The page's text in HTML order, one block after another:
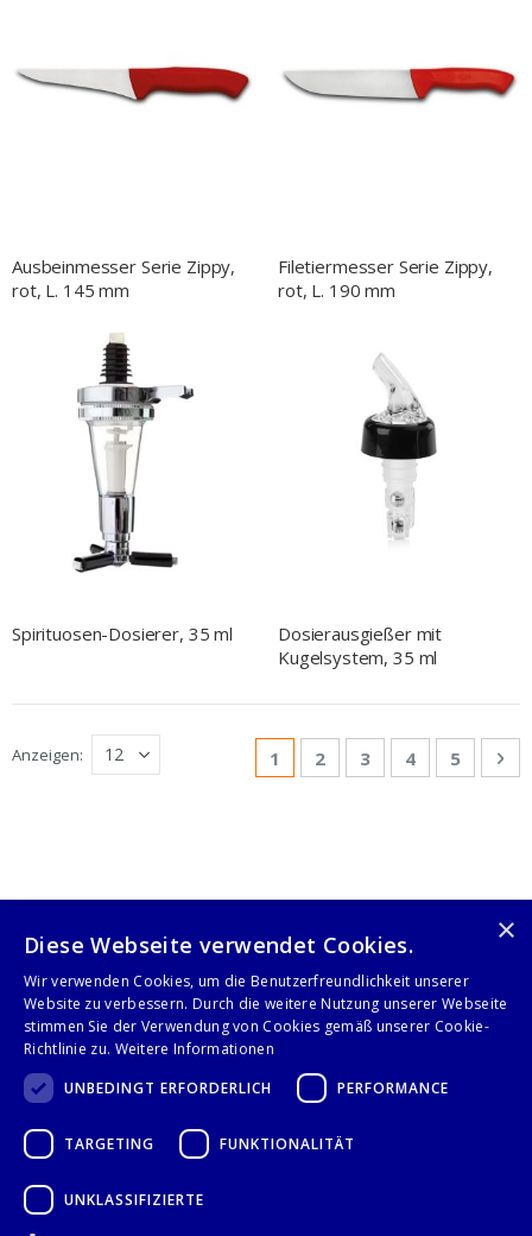
Ausbeinmesser Serie Zippy,
rot, L. 145 mm
Filetiermesser Serie Zippy,
rot, L. 190 mm
Spirituosen-Dosierer, 35 ml
Dosierausgießer mit
Kugelsystem, 35 ml
Sie lesen gerade Seite
1 Seite
2 Seite
3 Seite
4 Seite
5
Anzeigen
Folge uns auf
IMPRESSUM
×
Diese Webseite verwendet Cookies.
Wir verwenden Cookies, um die Benutzerfreundlichkeit unserer
Website zu verbessern. Durch die weitere Nutzung unserer Webseite
stimmen Sie der Verwendung von Cookies gemäß unserer Cookie-
Richtlinie zu. Weitere Informationen
UNBEDINGT ERFORDERLICH
PERFORMANCE
TARGETING FUNKTIONALITÄT
UNKLASSIFIZIERTE